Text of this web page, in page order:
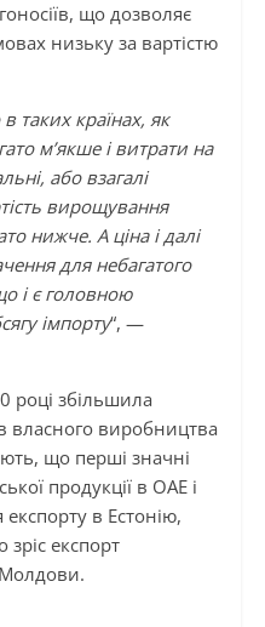
що дозволяє
низьку за вартістю
таких країнах, як
м’якше і витрати на
або взагалі
вирощування
нижче. А ціна і далі
для небагатого
і є головною
імпорту“, —
році збільшила
власного виробництва
що перші значні
продукції в ОАЕ і
в Естонію,
зріс експорт
Молдови.